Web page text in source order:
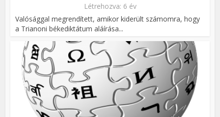
Létrehozva: 6 év
Valósággal megrendített, amikor kiderült számomra, hogy
a Trianoni békediktátum aláírása...